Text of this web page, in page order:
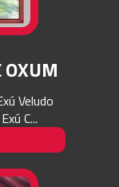
OXUM
Veludo
C...